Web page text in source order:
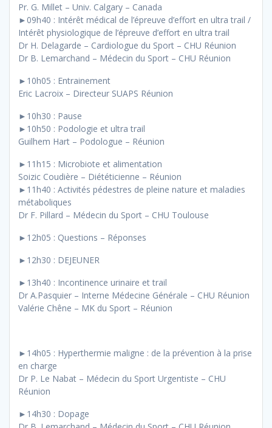
Pr. G. Millet – Univ. Calgary – Canada
►09h40 : Intérêt médical de l’épreuve d’effort en ultra trail /
Intérêt physiologique de l’épreuve d’effort en ultra trail
Dr H. Delagarde – Cardiologue du Sport – CHU Réunion
Dr B. Lemarchand – Médecin du Sport – CHU Réunion
►10h05 : Entrainement
Eric Lacroix – Directeur SUAPS Réunion
►10h30 : Pause
►10h50 : Podologie et ultra trail
Guilhem Hart – Podologue – Réunion
►11h15 : Microbiote et alimentation
Soizic Coudière – Diététicienne – Réunion
►11h40 : Activités pédestres de pleine nature et maladies
métaboliques
Dr F. Pillard – Médecin du Sport – CHU Toulouse
►12h05 : Questions – Réponses
►12h30 : DEJEUNER
►13h40 : Incontinence urinaire et trail
Dr A.Pasquier – Interne Médecine Générale – CHU Réunion
Valérie Chêne – MK du Sport – Réunion
►14h05 : Hyperthermie maligne : de la prévention à la prise
en charge
Dr P. Le Nabat – Médecin du Sport Urgentiste – CHU
Réunion
►14h30 : Dopage